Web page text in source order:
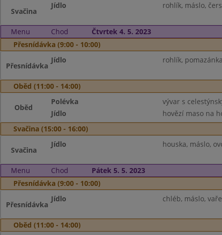
Svačina
Jídlo rohlík, máslo,
Menu Chod
Čtvrtek 4. 5. 2023
Přesnídávka (9:00 - 10:00)
Přesnídávka
Jídlo rohlík,
Oběd (11:00 - 14:00)
Oběd
Polévka
vývar s
Jídlo
hovězí maso na
Svačina (15:00 - 16:00)
Svačina
Jídlo houska, máslo,
Menu Chod
Pátek 5. 5. 2023
Přesnídávka (9:00 - 10:00)
Přesnídávka
Jídlo chléb, máslo,
Oběd (11:00 - 14:00)